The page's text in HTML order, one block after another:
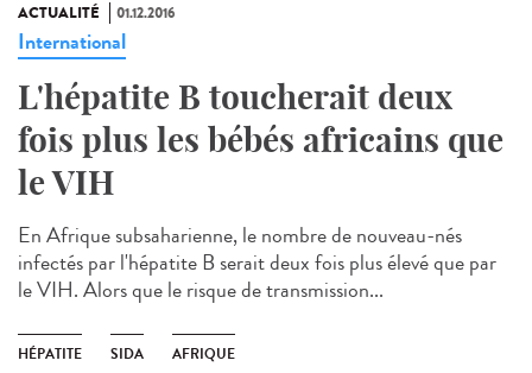
ACTUALITÉ 01.12.2016
International
L'hépatite B toucherait deux
fois plus les bébés africains que
le VIH
En Afrique subsaharienne, le nombre de nouveau-nés
infectés par l'hépatite B serait deux fois plus élevé que par
le VIH. Alors que le risque de transmission...
HÉPATITE SIDA AFRIQUE